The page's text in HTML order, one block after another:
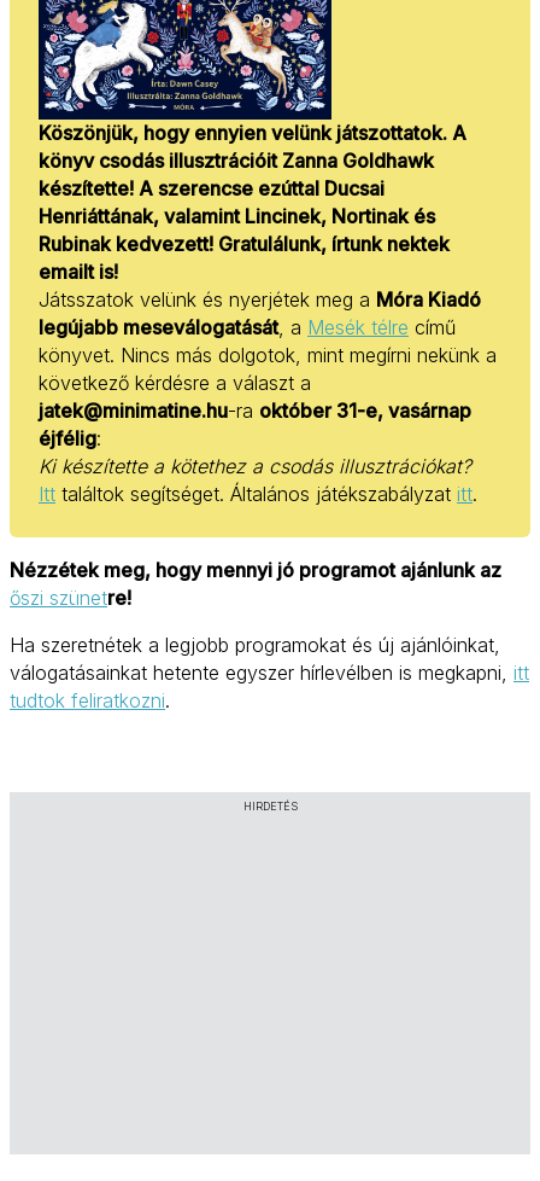
Köszönjük, hogy ennyien velünk játszottatok. A
könyv csodás illusztrációit Zanna Goldhawk
készítette! A szerencse ezúttal Ducsai
Henriáttának, valamint Lincinek, Nortinak és
Rubinak kedvezett! Gratulálunk, írtunk nektek
emailt is!
Játsszatok velünk és nyerjétek meg a Móra Kiadó
legújabb meseválogatását, a Mesék télre című
könyvet. Nincs más dolgotok, mint megírni nekünk a
következő kérdésre a választ a
jatek@minimatine.hu-ra október 31-e, vasárnap
éjfélig:
Ki készítette a kötethez a csodás illusztrációkat?
Itt találtok segítséget. Általános játékszabályzat itt.
Nézzétek meg, hogy mennyi jó programot ajánlunk az
őszi szünetre!
Ha szeretnétek a legjobb programokat és új ajánlóinkat,
válogatásainkat hetente egyszer hírlevélben is megkapni, itt
tudtok feliratkozni.
HIRDETÉS